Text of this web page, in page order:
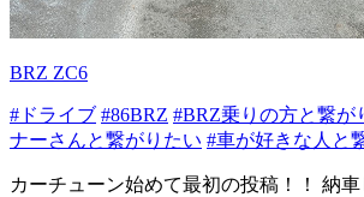
BRZ ZC6
#ドライブ #86BRZ #BRZ乗りの方と繋が
ナーさんと繋がりたい #車が好きな人と
カーチューン始めて最初の投稿！！ 納